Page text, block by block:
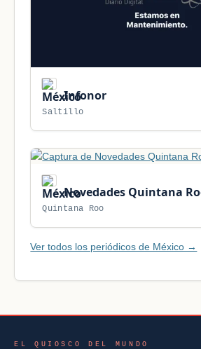
Infonor
Saltillo
Novedades Quintana
Quintana Roo
Ver todos los periódicos de México →
EL QUIOSCO DEL MUNDO